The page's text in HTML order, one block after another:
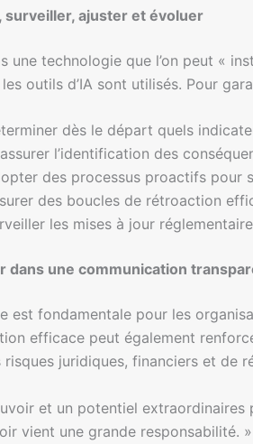
surveiller, ajuster et évoluer
une technologie que l’on peut «
outils d’IA sont utilisés. Pour
dès le départ quels
l’identification des
des processus proactifs pour
des boucles de rétroaction
les mises à jour
dans une communication
est fondamentale pour les
efficace peut également
risques juridiques, financiers et de
et un potentiel
vient une grande responsabilité.